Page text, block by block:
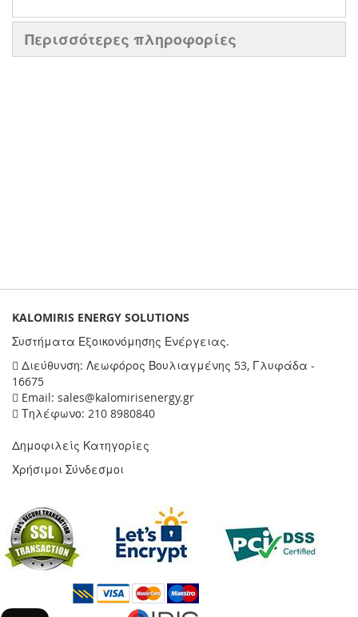
Περισσότερες πληροφορίες
KALOMIRIS ENERGY SOLUTIONS
Συστήματα Εξοικονόμησης Ενέργειας.
Διεύθυνση: Λεωφόρος Βουλιαγμένης 53, Γλυφάδα -
16675
Email: sales@kalomirisenergy.gr
Τηλέφωνο: 210 8980840
Δημοφιλείς Κατηγορίες
Χρήσιμοι Σύνδεσμοι